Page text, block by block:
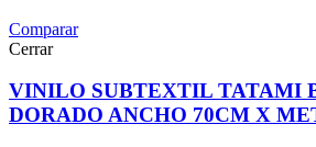
Comparar
Cerrar
VINILO SUBTEXTIL TATAMI
DORADO ANCHO 70CM X